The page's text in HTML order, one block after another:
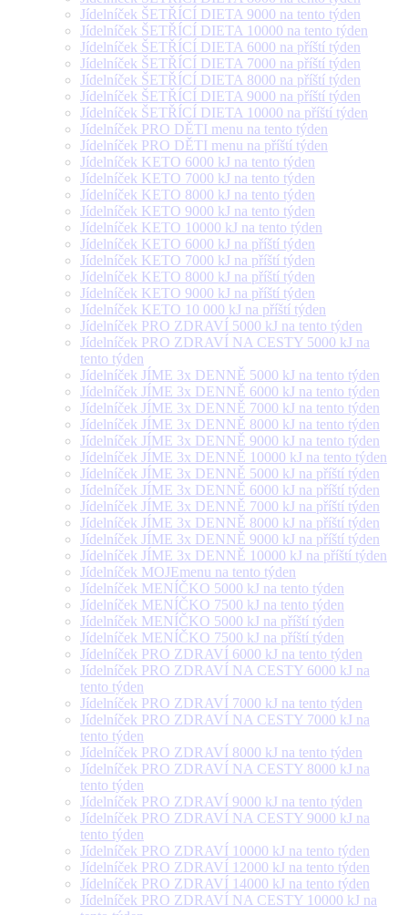
Jídelníček ŠETŘÍCÍ DIETA 9000 na tento týden
Jídelníček ŠETŘÍCÍ DIETA 10000 na tento týden
Jídelníček ŠETŘÍCÍ DIETA 6000 na příští týden
Jídelníček ŠETŘÍCÍ DIETA 7000 na příští týden
Jídelníček ŠETŘÍCÍ DIETA 8000 na příští týden
Jídelníček ŠETŘÍCÍ DIETA 9000 na příští týden
Jídelníček ŠETŘÍCÍ DIETA 10000 na příští týden
Jídelníček PRO DĚTI menu na tento týden
Jídelníček PRO DĚTI menu na příští týden
Jídelníček KETO 6000 kJ na tento týden
Jídelníček KETO 7000 kJ na tento týden
Jídelníček KETO 8000 kJ na tento týden
Jídelníček KETO 9000 kJ na tento týden
Jídelníček KETO 10000 kJ na tento týden
Jídelníček KETO 6000 kJ na příští týden
Jídelníček KETO 7000 kJ na příští týden
Jídelníček KETO 8000 kJ na příští týden
Jídelníček KETO 9000 kJ na příští týden
Jídelníček KETO 10 000 kJ na příští týden
Jídelníček PRO ZDRAVÍ 5000 kJ na tento týden
Jídelníček PRO ZDRAVÍ NA CESTY 5000 kJ na
tento týden
Jídelníček JÍME 3x DENNĚ 5000 kJ na tento týden
Jídelníček JÍME 3x DENNĚ 6000 kJ na tento týden
Jídelníček JÍME 3x DENNĚ 7000 kJ na tento týden
Jídelníček JÍME 3x DENNĚ 8000 kJ na tento týden
Jídelníček JÍME 3x DENNĚ 9000 kJ na tento týden
Jídelníček JÍME 3x DENNĚ 10000 kJ na tento týden
Jídelníček JÍME 3x DENNĚ 5000 kJ na příští týden
Jídelníček JÍME 3x DENNĚ 6000 kJ na příští týden
Jídelníček JÍME 3x DENNĚ 7000 kJ na příští týden
Jídelníček JÍME 3x DENNĚ 8000 kJ na příští týden
Jídelníček JÍME 3x DENNĚ 9000 kJ na příští týden
Jídelníček JÍME 3x DENNĚ 10000 kJ na příští týden
Jídelníček MOJEmenu na tento týden
Jídelníček MENÍČKO 5000 kJ na tento týden
Jídelníček MENÍČKO 7500 kJ na tento týden
Jídelníček MENÍČKO 5000 kJ na příští týden
Jídelníček MENÍČKO 7500 kJ na příští týden
Jídelníček PRO ZDRAVÍ 6000 kJ na tento týden
Jídelníček PRO ZDRAVÍ NA CESTY 6000 kJ na
tento týden
Jídelníček PRO ZDRAVÍ 7000 kJ na tento týden
Jídelníček PRO ZDRAVÍ NA CESTY 7000 kJ na
tento týden
Jídelníček PRO ZDRAVÍ 8000 kJ na tento týden
Jídelníček PRO ZDRAVÍ NA CESTY 8000 kJ na
tento týden
Jídelníček PRO ZDRAVÍ 9000 kJ na tento týden
Jídelníček PRO ZDRAVÍ NA CESTY 9000 kJ na
tento týden
Jídelníček PRO ZDRAVÍ 10000 kJ na tento týden
Jídelníček PRO ZDRAVÍ 12000 kJ na tento týden
Jídelníček PRO ZDRAVÍ 14000 kJ na tento týden
Jídelníček PRO ZDRAVÍ NA CESTY 10000 kJ na